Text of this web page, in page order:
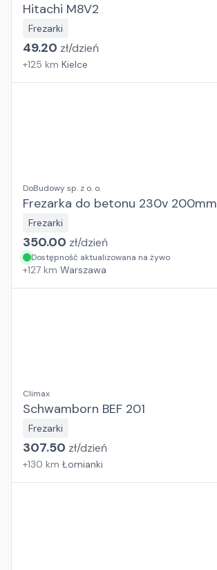
Hitachi M8V2
Frezarki
49.20 zł/dzień
+125 km Kielce
DoBudowy sp. z o. o.
Frezarka do betonu 230v 200mm
Frezarki
350.00 zł/dzień
Dostępność aktualizowana na żywo
+127 km Warszawa
Climax
Schwamborn BEF 201
Frezarki
307.50 zł/dzień
+130 km Łomianki